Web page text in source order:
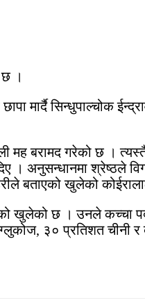
छ ।
मार्दै सिन्धुपाल्चोक
बरामद गरेको छ ।
। अनुसन्धानमा श्रेष्ठले
बताएको खुलेको
खुलेको छ । उनले कच्चा
३० प्रतिशत चीनी